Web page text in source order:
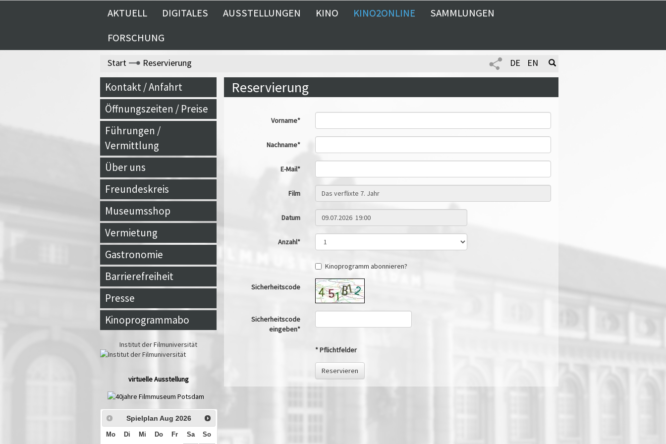
AKTUELL DIGITALES AUSSTELLUNGEN KINO KINO2ONLINE
SAMMLUNGEN
FORSCHUNG
Start Reservierung DE EN
Kontakt / Anfahrt
Öffnungszeiten / Preise
Führungen /
Vermittlung
Über uns
Freundeskreis
Museumsshop
Vermietung
Gastronomie
Barrierefreiheit
Presse
Kinoprogrammabo
Institut der Filmuniversität
virtuelle Ausstellung
Spielplan Aug 2026
Mo Di Mi Do Fr Sa So
Reservierung
Vorname*
Nachname*
E-Mail*
Film
Datum
Anzahl*
Kinoprogramm abonnieren?
Sicherheitscode
Sicherheitscode
eingeben*
* Pflichtfelder
Reservieren